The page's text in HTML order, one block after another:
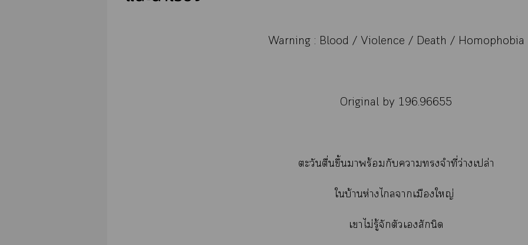
Warning : Blood / Violence / Death / Homophobia
Original by 196.96655
ตะวันตื่นขึ้นาพร้อมกับาจำที่ว่างเปล่า
ใบ้านห่างไาเมืองใหญ่
เาไม่รู้จักตัวเสักนิด